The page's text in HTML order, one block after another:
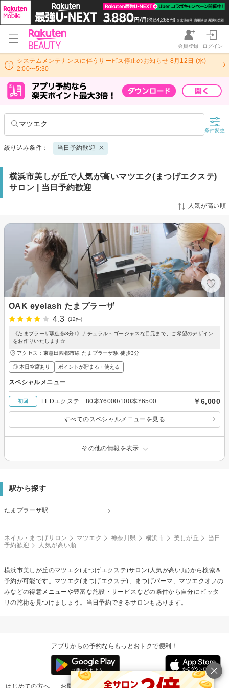
会員登録 ログイン
システムメンテナンスに伴うサービス停止のお知らせ 8月12日 (水)
2:00〜5:30
マツエク
条件変更
絞り込み条件： 当日予約歓迎
横浜市美しが丘で人気が高いマツエク(まつげエクステ)
サロン | 当日予約歓迎
人気が高い順
OAK eyelash たまプラーザ
4.3
(12件)
《たまプラーザ駅徒歩3分♪》ナチュラル～ゴージャスな目元まで、ご希望のデザイン
をお作りいたします☆
アクセス：東急田園都市線 たまプラーザ駅 徒歩3分
◎ 本日空席あり ポイントが貯まる・使える
スペシャルメニュー
初回 LEDエクステ 80本¥6000/100本¥6500 ￥6,000
すべてのスペシャルメニューを見る
その他の情報を表示
駅から探す
たまプラーザ駅
ネイル・まつげサロン マツエク 神奈川県 横浜市 美しが丘
当日
予約歓迎
人気が高い順
横浜市美しが丘のマツエク(まつげエクステ)サロン(人気が高い順)から検索＆
予約が可能です。マツエク(まつげエクステ)、まつげパーマ、マツエクオフの
みなどの得意メニューや豊富な施設・サービスなどの条件から自分にピッタ
リの施術を見つけましょう。当日予約できるサロンもあります。
アプリからの予約ならもっとおトクで便利！
はじめての方へ お問い合わせ ヘルプ リリース情報 利用規約